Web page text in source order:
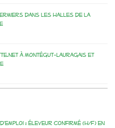
dans les Halles de la
à Montégut-Lauragais et
: éleveur confirmé (H/F) en